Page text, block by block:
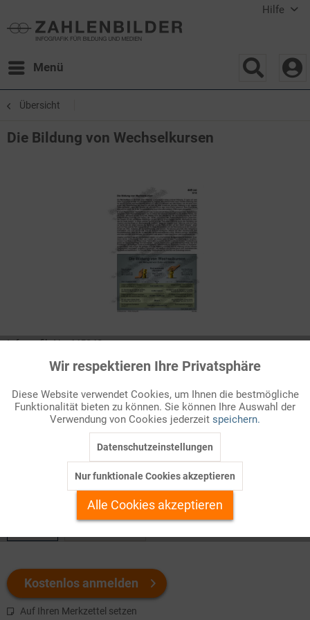
Hilfe
Menü
Übersicht
Die Bildung von Wechselkursen
Infografik Nr. 445240
In einem System fester Wechselkurse wird das
Austauschverhältnis von Regierungen bzw. Notenbanken
festgelegt. Feste Wechselkurse waren die Grundlage der
Weltwährungsordnung von Bretton Woods: Der US-Dollar,
gekoppelt an den Goldpreis, bildete dabei die Leitwährung.
Welchen Download brauchen Sie?
s/w-Version
Kostenlos anmelden
Auf Ihren Merkzettel setzen
Funktionale Aktiv
Marketing Inaktiv
Personalisierung Inaktiv
Service
Wir respektieren Ihre Privatsphäre
Diese Website verwendet Cookies, um Ihnen die bestmögliche
Funktionalität bieten zu können. Sie können Ihre Auswahl der
Verwendung von Cookies jederzeit speichern.
Datenschutzeinstellungen
Nur funktionale Cookies akzeptieren
Alle Cookies akzeptieren